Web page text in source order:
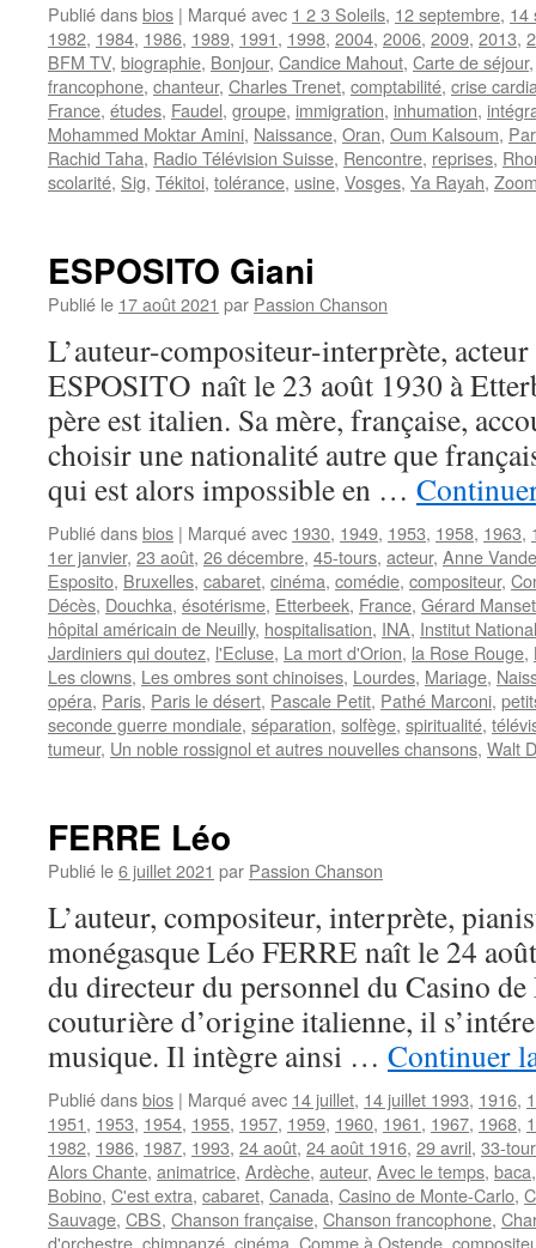
Publié dansbios | Marqué avec 1 2 3 Soleils, 12 septembre, 14
1982, 1984, 1986, 1989, 1991, 1998, 2004, 2006, 2009, 2013,
BFM TV, biographie, Bonjour, Candice Mahout, Carte de séjour
francophone, chanteur, Charles Trenet, comptabilité, crise
France, études, Faudel, groupe, immigration, inhumation,
Mohammed Moktar Amini, Naissance, Oran, Oum Kalsoum,
Rachid Taha, Radio Télévision Suisse, Rencontre, reprises,
scolarité, Sig, Tékitoi, tolérance, usine, Vosges, Ya Rayah,
ESPOSITO Giani
Publié le 17 août 2021 par Passion Chanson
L’auteur-compositeur-interprète,
ESPOSITO naît le 23 août 1930 à
père est italien. Sa mère, française,
choisir une nationalité autre que
qui est alors impossible en …
Publié dansbios | Marqué avec 1930, 1949, 1953, 1958, 1963,
1er janvier, 23 août, 26 décembre, 45-tours, acteur, Anne
Esposito, Bruxelles, cabaret, cinéma, comédie, compositeur,
Décès, Douchka, ésotérisme, Etterbeek, France, Gérard Manset
hôpital américain de Neuilly, hospitalisation, INA, Institut
Jardiniers qui doutez, l'Ecluse, La mort d'Orion, la Rose Rouge,
Les clowns, Les ombres sont chinoises, Lourdes, Mariage,
opéra, Paris, Paris le désert, Pascale Petit, Pathé Marconi,
seconde guerre mondiale, séparation, solfège, spiritualité,
tumeur, Un noble rossignol et autres nouvelles chansons, Walt
FERRE Léo
Publié le6 juillet 2021 par Passion Chanson
L’auteur, compositeur, interprète,
monégasque Léo FERRE naît le 24
du directeur du personnel du Casino
couturière d’origine italienne, il
musique. Il intègre ainsi … Continuer
Publié dansbios | Marqué avec 14 juillet, 14 juillet 1993, 1916,
1951, 1953, 1954, 1955, 1957, 1959, 1960, 1961, 1967, 1968,
1982, 1986, 1987, 1993, 24 août, 24 août 1916, 29 avril, 33-
Alors Chante, animatrice, Ardèche, auteur, Avec le temps, baca
Bobino, C'est extra, cabaret, Canada, Casino de Monte-Carlo,
Sauvage, CBS, Chanson française, Chanson francophone,
d'orchestre, chimpanzé, cinéma, Comme à Ostende,